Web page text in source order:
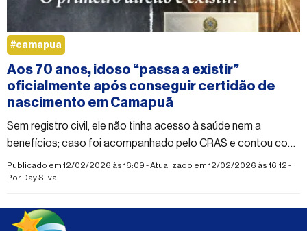
Aos 70 anos, idoso “passa a existir”
oficialmente após conseguir certidão de
nascimento em Camapuã
Sem registro civil, ele não tinha acesso à saúde nem a
benefícios; caso foi acompanhado pelo CRAS e contou com
apoio da Defensoria Pública
Publicado em 12/02/2026 às 16:09 - Atualizado em 12/02/2026 às 16:12 -
PorDay Silva
#camapua